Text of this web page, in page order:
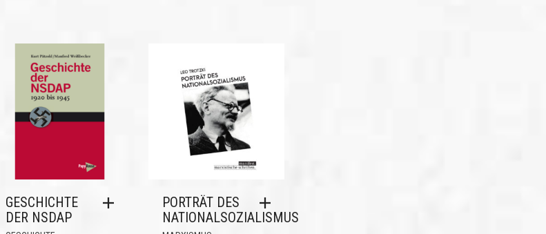
GESCHICHTE
DER NSDAP
PORTRÄT DES
NATIONALSOZIALISMUS